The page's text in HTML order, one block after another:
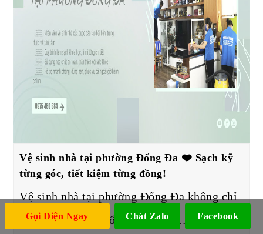
Vệ sinh nhà tại phường Đống Đa ❤️ Sạch kỹ
từng góc, tiết kiệm từng đồng!
Vệ sinh nhà tại phường Đống Đa không chỉ
giúp không gian sống sạch đẹp…
Gọi Điện Ngay Chát Zalo Facebook